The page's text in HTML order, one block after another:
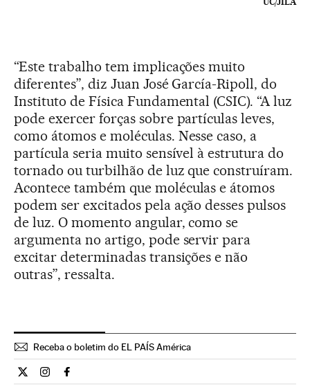
“Este trabalho tem implicações muito
diferentes”, diz Juan José García-Ripoll, do
Instituto de Física Fundamental (CSIC). “A luz
pode exercer forças sobre partículas leves,
como átomos e moléculas. Nesse caso, a
partícula seria muito sensível à estrutura do
tornado ou turbilhão de luz que construíram.
Acontece também que moléculas e átomos
podem ser excitados pela ação desses pulsos
de luz. O momento angular, como se
argumenta no artigo, pode servir para
excitar determinadas transições e não
outras”, ressalta.
Receba o boletim do EL PAÍS América
Ciencia El País Brasil en Twitter
Ciencia El País Brasil en Instagram
Ciencia El País Brasil en Facebook